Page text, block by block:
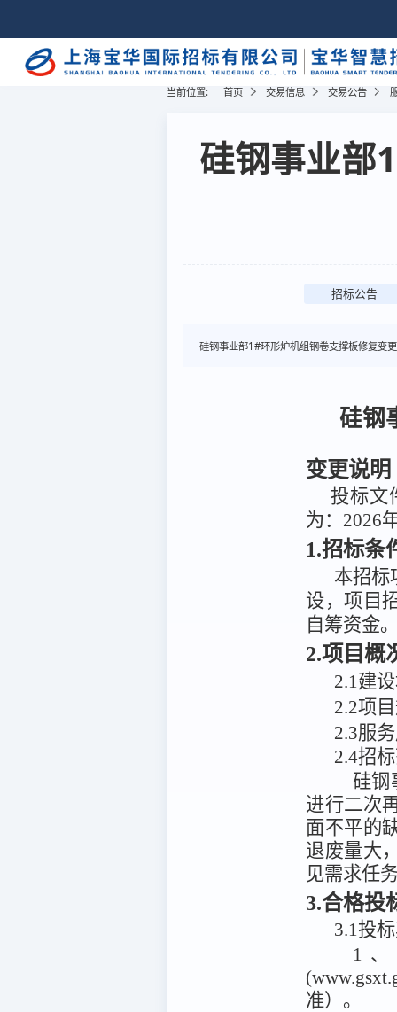
当前位置: 首页 交易信息 交易公告
硅钢事业部
招标公告
硅钢事业部1#环形炉机组钢卷支撑板修复变
硅钢
变更说明
投标文
为：2026
1.招标条
本招标
设，项目
自筹资金
2.项目概
2.1建
2.2项
2.3服
2.4招
硅钢
进行二次
面不平的
退废量大
见需求任
3.合格投
3.1投
1
准）。